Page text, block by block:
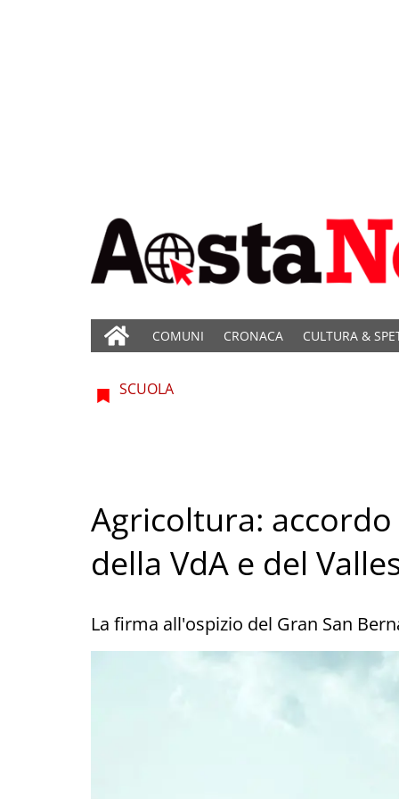
COMUNI CRONACA CULTURA &
SCUOLA
Agricoltura:
della VdA e del
La firma all'ospizio del Gran San